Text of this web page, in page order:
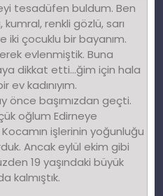
tesadüfen buldum. Ben
kumral, renkli gözlü, sarı
iki çocuklu bir bayanım.
evlenmiştik. Buna
dikkat etti…ğim için hala
ev kadınıyım.
önce başımızdan geçti.
oğlum Edirneye
işlerinin yoğunluğu
Ancak eylül ekim gibi
19 yaşındaki büyük
kalmıştık.